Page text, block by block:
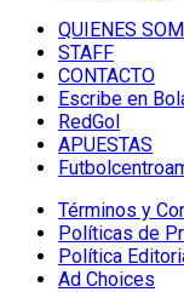
QUIENES
STAFF
CONTACTO
Escribe en
RedGol
APUESTAS
Términos y
Políticas de
Política
Ad Choices